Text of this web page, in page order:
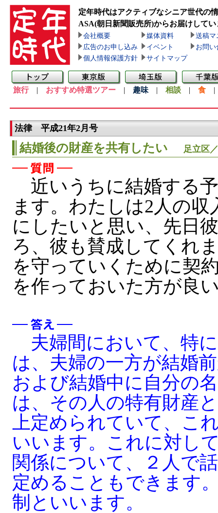
定年時代はアクティブなシニア世代の
ASA(朝日新聞販売所)からお届けしてい
会社概要 媒体資料
送稿マ
広告のお申し込み
イベント
お問い
個人情報保護方針
サイトマップ
旅行| おすすめ特選ツアー | 趣味 | 相談 | 食
法律 平成21年2月号
結婚後の財産を共有したい 足立区
近いうちに結婚する
ます。わたしは2人の収
にしたいと思い、先日
ろ、彼も賛成してくれ
を守っていくために契
を作っておいた方が良
夫婦間において、特
は、夫婦の一方が結婚
および結婚中に自分の
は、その人の特有財産
上定められていて、こ
いいます。これに対し
関係について、２人で
定めることもできます
制といいます。